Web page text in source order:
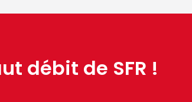
débit de SFR !